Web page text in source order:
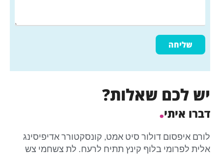
יש לכם שאלות?
דברו איתי.
לורם איפסום דולור סיט אמט, קונסקטורר אדיפיסינג
אלית לפרומי בלוף קינץ תתיח לרעח. לת צשחמי צש